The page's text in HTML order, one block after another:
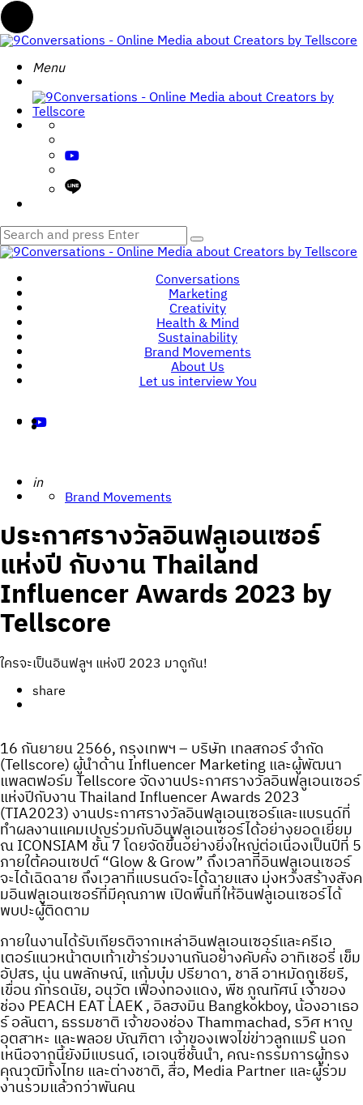
Menu
9Conversations
Online
Media
about
Creators
Tellscore
Menu
Search
for: Search
9Conversations
Online
Media
about
Creators
Tellscore
Conversations
Marketing
Creativity
Health & Mind
Sustainability
Brand Movements
About Us
Let us interview You
Posted
in
Brand Movements
ประกาศรางวัลอินฟลูเอนเซอร์
แห่งปี กับงาน Thailand
Influencer Awards 2023 by
Tellscore
ใครจะเป็นอินฟลูฯ แห่งปี 2023 มาดูกัน!
share
16 กันยายน 2566, กรุงเทพฯ – บริษัท เทลสกอร์ จำกัด
(Tellscore) ผู้นำด้าน Influencer Marketing และผู้พัฒนา
แพลตฟอร์ม Tellscore จัดงานประกาศรางวัลอินฟลูเอนเซอร์
แห่งปีกับงาน Thailand Influencer Awards 2023
(TIA2023) งานประกาศรางวัลอินฟลูเอนเซอร์และแบรนด์ที่
ทำผลงานแคมเปญร่วมกับอินฟลูเอนเซอร์ได้อย่างยอดเยี่ยม
ณ ICONSIAM ชั้น 7 โดยจัดขึ้นอย่างยิ่งใหญ่ต่อเนื่องเป็นปีที่ 5
ภายใต้คอนเซปต์ “Glow & Grow” ถึงเวลาที่อินฟลูเอนเซอร์
จะได้เฉิดฉาย ถึงเวลาที่แบรนด์จะได้ฉายแสง มุ่งหวังสร้างสังค
มอินฟลูเอนเซอร์ที่มีคุณภาพ เปิดพื้นที่ให้อินฟลูเอนเซอร์ได้
พบปะผู้ติดตาม
ภายในงานได้รับเกียรติจากเหล่าอินฟลูเอนเซอร์และครีเอ
เตอร์แนวหน้าตบเท้าเข้าร่วมงานกันอย่างคับคั่ง อาทิเชอรี่ เข็ม
อัปสร, นุ่น นพลักษณ์, แก้มบุ๋ม ปรียาดา, ชาลี อาหมัดกูเชียรี,
เขื่อน ภัทรดนัย, อนุวัต เฟื่องทองแดง, พีช ภูณทัศน์ เจ้าของ
ช่อง PEACH EAT LAEK , อิลฮงมิน Bangkokboy, น้องอาเธอ
ร์ อลันตา, ธรรมชาติ เจ้าของช่อง Thammachad, รวิศ หาญ
อุตสาหะ และพลอย บัณฑิตา เจ้าของเพจไข่ข่าวลูกแมร๊ นอก
เหนือจากนี้ยังมีแบรนด์, เอเจนซี่ชั้นนำ, คณะกรรมการผู้ทรง
คุณวุฒิทั้งไทย และต่างชาติ, สื่อ, Media Partner และผู้ร่วม
งานรวมแล้วกว่าพันคน